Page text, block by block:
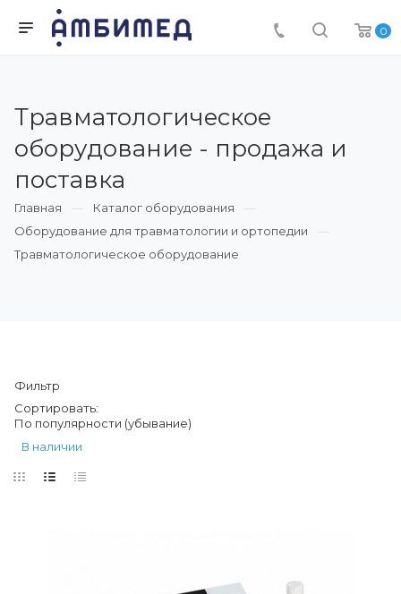
0
Травматологическое
оборудование - продажа и
поставка
Главная
Каталог оборудования
Оборудование для травматологии и ортопедии
Травматологическое оборудование
Фильтр
Сортировать:
По популярности (убывание)
В наличии